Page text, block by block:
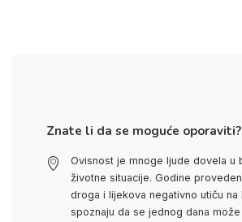
Znate li da se moguće oporaviti?
Ovisnost je mnoge ljude dovela u
životne situacije. Godine
droga i lijekova negativno utiču na
spoznaju da se jednog dana